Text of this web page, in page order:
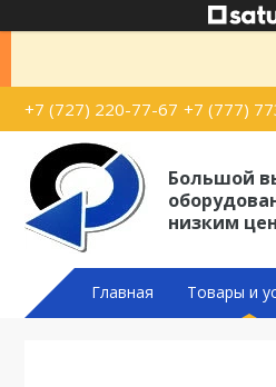
+7 (727) 220-77-67 +7 (777)
Большой
низким
Главная Товары и